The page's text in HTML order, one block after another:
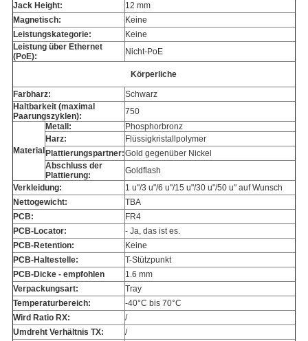
Jack Height:
12 mm
Magnetisch:
Keine
Leistungskategorie:
Keine
Leistung über Ethernet
(PoE):
Nicht-PoE
Körperliche
Farbharz:
Schwarz
Haltbarkeit (maximal
Paarungszyklen):
750
Material
Metall:
Phosphorbronz
Harz:
Flüssigkristallpolymer
Plattierungspartner:Gold gegenüber Nickel
Abschluss der
Plattierung:
Goldflash
Verkleidung:
1 u"/3 u"/6 u"/15 u"/30 u"/50 u" auf Wunsch
Nettogewicht:
TBA
PCB:
FR4
PCB-Locator:
- Ja, das ist es.
PCB-Retention:
Keine
PCB-Haltestelle:
T-Stützpunkt
PCB-Dicke - empfohlen
1.6 mm
Verpackungsart:
Tray
Temperaturbereich:
-40°C bis 70°C
Wird Ratio RX:
/
Umdreht Verhältnis TX:
/